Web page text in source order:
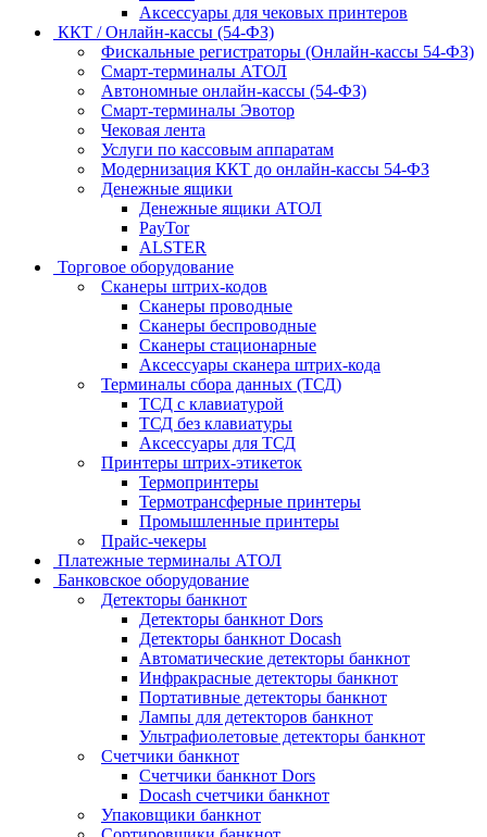
Аксессуары для чековых принтеров
ККТ / Онлайн-кассы (54-ФЗ)
Фискальные регистраторы (Онлайн-кассы 54-ФЗ)
Смарт-терминалы АТОЛ
Автономные онлайн-кассы (54-ФЗ)
Смарт-терминалы Эвотор
Чековая лента
Услуги по кассовым аппаратам
Модернизация ККТ до онлайн-кассы 54-ФЗ
Денежные ящики
Денежные ящики АТОЛ
PayTor
ALSTER
Торговое оборудование
Сканеры штрих-кодов
Сканеры проводные
Сканеры беспроводные
Сканеры стационарные
Аксессуары сканера штрих-кода
Терминалы сбора данных (ТСД)
ТСД с клавиатурой
ТСД без клавиатуры
Аксессуары для ТСД
Принтеры штрих-этикеток
Термопринтеры
Термотрансферные принтеры
Промышленные принтеры
Прайс-чекеры
Платежные терминалы АТОЛ
Банковское оборудование
Детекторы банкнот
Детекторы банкнот Dors
Детекторы банкнот Docash
Автоматические детекторы банкнот
Инфракрасные детекторы банкнот
Портативные детекторы банкнот
Лампы для детекторов банкнот
Ультрафиолетовые детекторы банкнот
Счетчики банкнот
Счетчики банкнот Dors
Docash счетчики банкнот
Упаковщики банкнот